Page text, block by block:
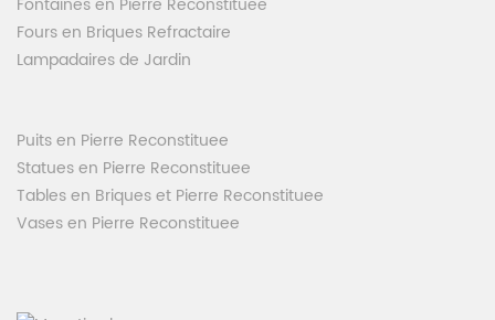
Fours en Briques Refractaire
Lampadaires de Jardin
Puits en Pierre Reconstituee
Statues en Pierre Reconstituee
Tables en Briques et Pierre Reconstituee
Vases en Pierre Reconstituee